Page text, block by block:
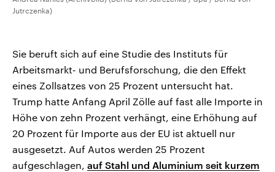
Jutrczenka)
Sie beruft sich auf eine Studie des Instituts für
Arbeitsmarkt- und Berufsforschung, die den Effekt
eines Zollsatzes von 25 Prozent untersucht hat.
Trump hatte Anfang April Zölle auf fast alle Importe in
Höhe von zehn Prozent verhängt, eine Erhöhung auf
20 Prozent für Importe aus der EU ist aktuell nur
ausgesetzt. Auf Autos werden 25 Prozent
aufgeschlagen, auf Stahl und Aluminium seit kurzem